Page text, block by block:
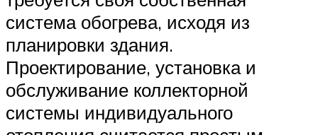
система обогрева, исходя из
планировки здания.
Проектирование, установка и
обслуживание коллекторной
системы индивидуального